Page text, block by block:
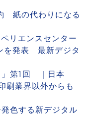
紙の代わりになる
リエンスセンター
を発表 最新デジタ
」第1回 ｜日本
業界以外からも
色する新デジタル